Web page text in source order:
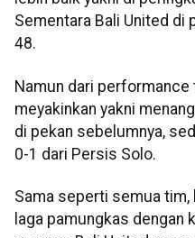
Sementara Bali United di
48.
Namun dari performance
meyakinkan yakni
di pekan sebelumnya,
0-1 dari Persis Solo.
Sama seperti semua
laga pamungkas dengan